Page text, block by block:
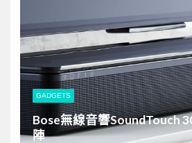
GADGETS
Bose無線音響SoundTouch
陣